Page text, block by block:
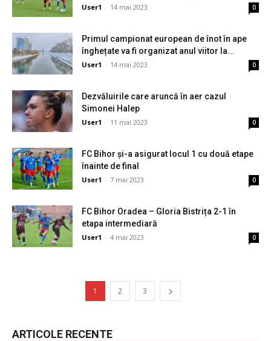
User1 - 14 mai 2023 0
Primul campionat european de înot în ape
înghețate va fi organizat anul viitor la...
User1 - 14 mai 2023 0
Dezvăluirile care aruncă în aer cazul
Simonei Halep
User1 - 11 mai 2023 0
FC Bihor și-a asigurat locul 1 cu două etape
înainte de final
User1 - 7 mai 2023 0
FC Bihor Oradea – Gloria Bistrița 2-1 în
etapa intermediară
User1 - 4 mai 2023 0
1 2 3
ARTICOLE RECENTE